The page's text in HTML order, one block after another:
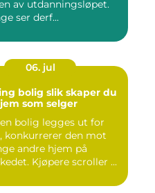
av utdanningsløpet.
ser derf...
06. jul
slik skaper du
som selger
bolig legges ut for
konkurrerer den mot
andre hjem på
Kjøpere scroller ...